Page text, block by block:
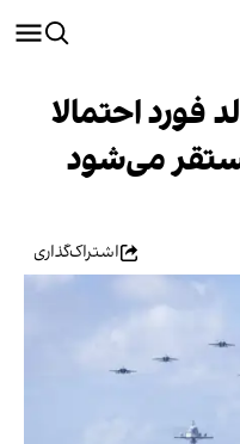
فورد احتمالا
می‌شود
اشتراک‌گذاری